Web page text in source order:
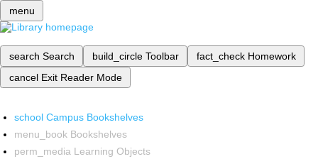
menu
search Search build_circle Toolbar fact_check Homework
cancel Exit Reader Mode
school Campus Bookshelves
menu_book Bookshelves
perm_media Learning Objects